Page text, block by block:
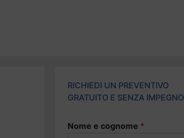
RICHIEDI UN PREVENTIVO
GRATUITO E SENZA IMPEGNO
Nome e cognome *